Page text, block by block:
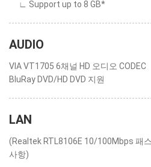
∟ Support up to 8 GB*
AUDIO
VIA VT1705 6채널 HD 오디오 CODEC
BluRay DVD/HD DVD 지원
LAN
(Realtek RTL8106E 10/100Mbps 패
사항)